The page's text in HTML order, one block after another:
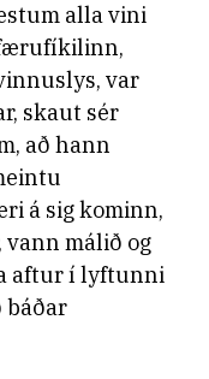
alla vini
var
skaut sér
að hann
á sig kominn,
málið og
aftur í lyftunni
báðar